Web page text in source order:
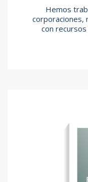
Hemos
corporaciones,
con